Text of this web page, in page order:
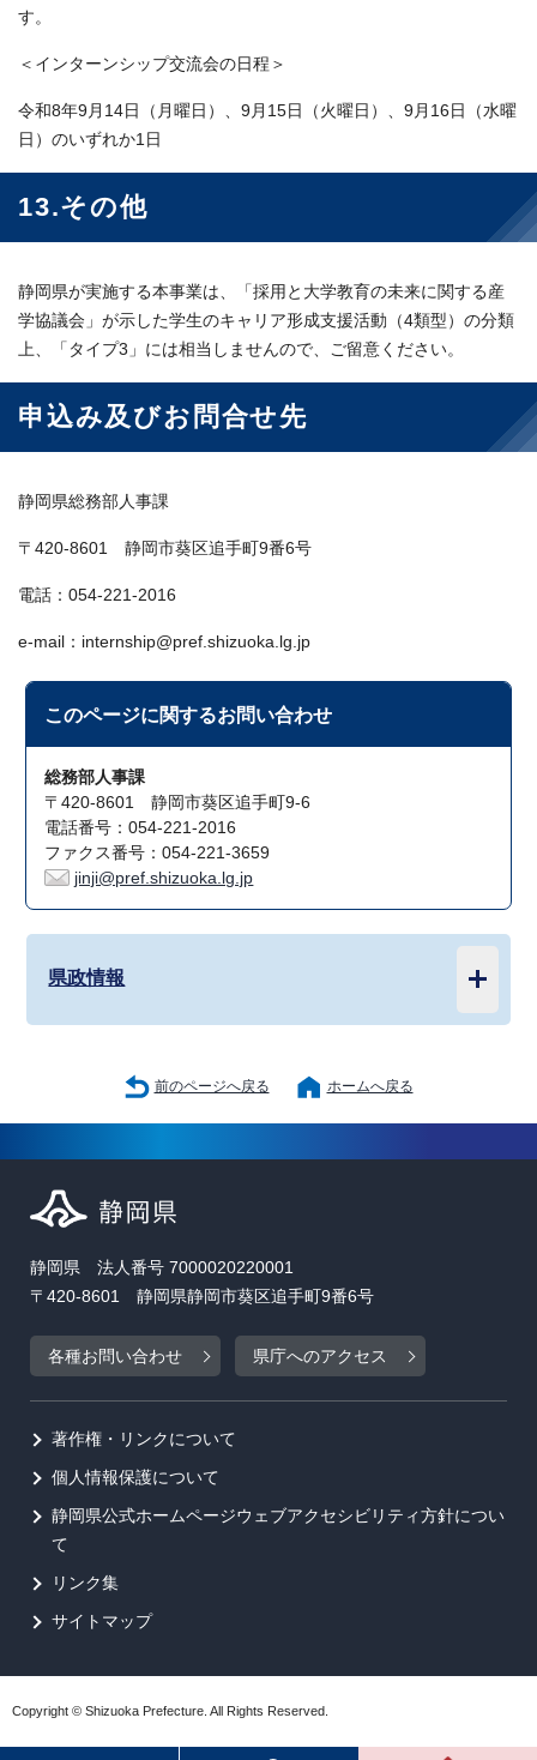
す。
＜インターンシップ交流会の日程＞
令和8年9月14日（月曜日）、9月15日（火曜日）、9月16日（水曜
日）のいずれか1日
13.その他
静岡県が実施する本事業は、「採用と大学教育の未来に関する産
学協議会」が示した学生のキャリア形成支援活動（4類型）の分類
上、「タイプ3」には相当しませんので、ご留意ください。
申込み及びお問合せ先
静岡県総務部人事課
〒420-8601 静岡市葵区追手町9番6号
電話：054-221-2016
e-mail：internship@pref.shizuoka.lg.jp
このページに関するお問い合わせ
総務部人事課
〒420-8601 静岡市葵区追手町9-6
電話番号：054-221-2016
ファクス番号：054-221-3659
jinji@pref.shizuoka.lg.jp
県政情報
前のページへ戻る ホームへ戻る
静岡県 法人番号 7000020220001
〒420-8601 静岡県静岡市葵区追手町9番6号
各種お問い合わせ 県庁へのアクセス
著作権・リンクについて
個人情報保護について
静岡県公式ホームページウェブアクセシビリティ方針につい
て
リンク集
サイトマップ
Copyright © Shizuoka Prefecture. All Rights Reserved.